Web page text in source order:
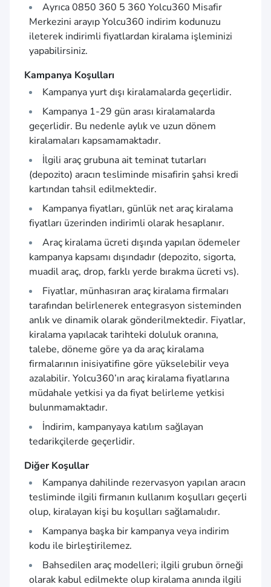
Ayrıca 0850 360 5 360 Yolcu360 Misafir
Merkezini arayıp Yolcu360 indirim kodunuzu
ileterek indirimli fiyatlardan kiralama işleminizi
yapabilirsiniz.
Kampanya Koşulları
Kampanya yurt dışı kiralamalarda geçerlidir.
Kampanya 1-29 gün arası kiralamalarda
geçerlidir. Bu nedenle aylık ve uzun dönem
kiralamaları kapsamamaktadır.
İlgili araç grubuna ait teminat tutarları
(depozito) aracın tesliminde misafirin şahsi kredi
kartından tahsil edilmektedir.
Kampanya fiyatları, günlük net araç kiralama
fiyatları üzerinden indirimli olarak hesaplanır.
Araç kiralama ücreti dışında yapılan ödemeler
kampanya kapsamı dışındadır (depozito, sigorta,
muadil araç, drop, farklı yerde bırakma ücreti vs).
Fiyatlar, münhasıran araç kiralama firmaları
tarafından belirlenerek entegrasyon sisteminden
anlık ve dinamik olarak gönderilmektedir. Fiyatlar,
kiralama yapılacak tarihteki doluluk oranına,
talebe, döneme göre ya da araç kiralama
firmalarının inisiyatifine göre yükselebilir veya
azalabilir. Yolcu360’ın araç kiralama fiyatlarına
müdahale yetkisi ya da fiyat belirleme yetkisi
bulunmamaktadır.
İndirim, kampanyaya katılım sağlayan
tedarikçilerde geçerlidir.
Diğer Koşullar
Kampanya dahilinde rezervasyon yapılan aracın
tesliminde ilgili firmanın kullanım koşulları geçerli
olup, kiralayan kişi bu koşulları sağlamalıdır.
Kampanya başka bir kampanya veya indirim
kodu ile birleştirilemez.
Bahsedilen araç modelleri; ilgili grubun örneği
olarak kabul edilmekte olup kiralama anında ilgili